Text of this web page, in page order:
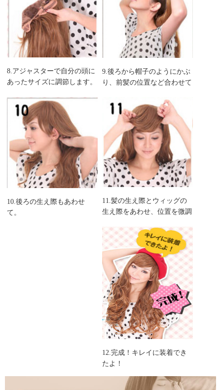
8.アジャスターで自分の頭に
あったサイズに調節します。
9.後ろから帽子のようにかぶ
り、前髪の位置など合わせて
10.後ろの生え際もあわせ
て。
11.髪の生え際とウィッグの
生え際をあわせ、位置を微調
12.完成！キレイに装着でき
たよ！